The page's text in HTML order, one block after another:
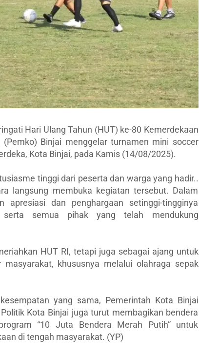
Hari Ulang Tahun (HUT) ke-80 Kemerdekaan
(Pemko) Binjai menggelar turnamen mini soccer
Kota Binjai, pada Kamis (14/08/2025).
tinggi dari peserta dan warga yang hadir..
langsung membuka kegiatan tersebut. Dalam
apresiasi dan penghargaan setinggi-tingginya
semua pihak yang telah mendukung
HUT RI, tetapi juga sebagai ajang untuk
khususnya melalui olahraga sepak
yang sama, Pemerintah Kota Binjai
Kota Binjai juga turut membagikan bendera
“10 Juta Bendera Merah Putih” untuk
di tengah masyarakat. (YP)